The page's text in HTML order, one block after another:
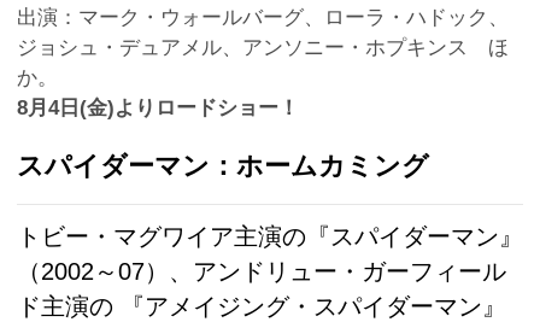
出演：マーク・ウォールバーグ、ローラ・ハドック、
ジョシュ・デュアメル、アンソニー・ホプキンス ほ
か。
8月4日(金)よりロードショー！
スパイダーマン：ホームカミング
トビー・マグワイア主演の『スパイダーマン』
（2002～07）、アンドリュー・ガーフィール
ド主演の 『アメイジング・スパイダーマン』